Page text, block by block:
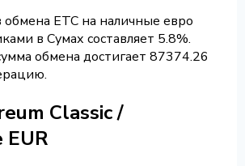
обмена ETC на наличные евро
в Сумах составляет 5.8%.
обмена достигает 87374.26
Classic /